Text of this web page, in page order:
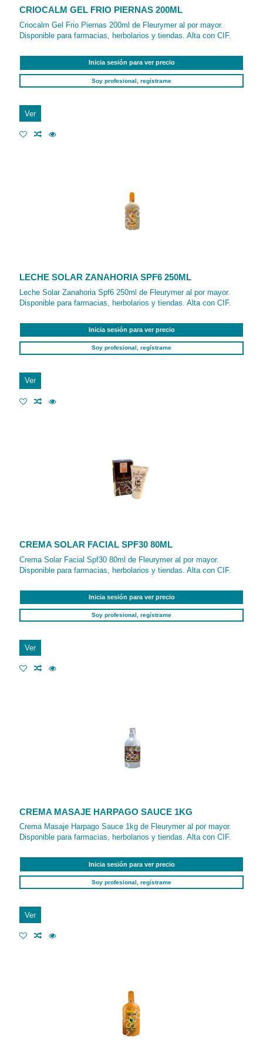
CRIOCALM GEL FRIO PIERNAS 200ML
Criocalm Gel Frio Piernas 200ml de Fleurymer al por mayor.
Disponible para farmacias, herbolarios y tiendas. Alta con CIF.
Inicia sesión para ver precio
Soy profesional, regístrame
Ver
LECHE SOLAR ZANAHORIA SPF6 250ML
Leche Solar Zanahoria Spf6 250ml de Fleurymer al por mayor.
Disponible para farmacias, herbolarios y tiendas. Alta con CIF.
Inicia sesión para ver precio
Soy profesional, regístrame
Ver
CREMA SOLAR FACIAL SPF30 80ML
Crema Solar Facial Spf30 80ml de Fleurymer al por mayor.
Disponible para farmacias, herbolarios y tiendas. Alta con CIF.
Inicia sesión para ver precio
Soy profesional, regístrame
Ver
CREMA MASAJE HARPAGO SAUCE 1KG
Crema Masaje Harpago Sauce 1kg de Fleurymer al por mayor.
Disponible para farmacias, herbolarios y tiendas. Alta con CIF.
Inicia sesión para ver precio
Soy profesional, regístrame
Ver